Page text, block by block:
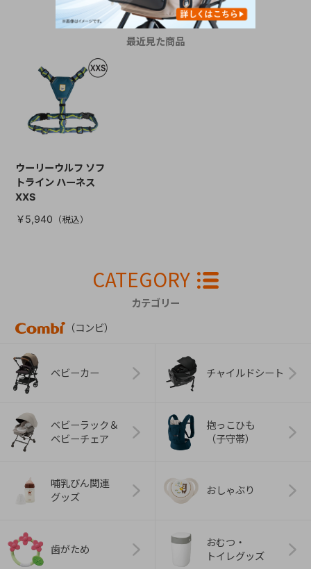
CHECKED ITEM
最近見た商品
ウーリーウルフ ソフ
トライン ハーネス
XXS
￥5,940
CATEGORY
カテゴリー
（コンビ）
ベビーカー チャイルドシート
ベビーラック＆
ベビーチェア
抱っこひも
（子守帯）
哺乳びん関連
グッズ
おしゃぶり
歯がため
おむつ・
トイレグッズ